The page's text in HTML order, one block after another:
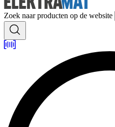
Zoek naar producten op de website